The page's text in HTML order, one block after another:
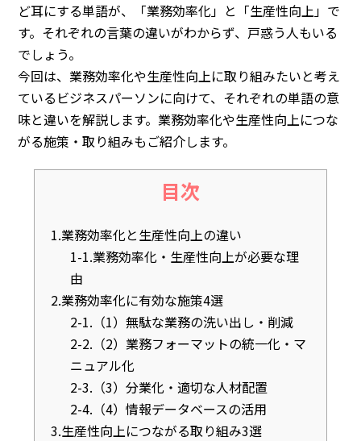
ど耳にする単語が、「業務効率化」と「生産性向上」で
す。それぞれの言葉の違いがわからず、戸惑う人もいる
でしょう。
今回は、業務効率化や生産性向上に取り組みたいと考え
ているビジネスパーソンに向けて、それぞれの単語の意
味と違いを解説します。業務効率化や生産性向上につな
がる施策・取り組みもご紹介します。
目次
1.業務効率化と生産性向上の違い
1-1.業務効率化・生産性向上が必要な理
由
2.業務効率化に有効な施策4選
2-1.（1）無駄な業務の洗い出し・削減
2-2.（2）業務フォーマットの統一化・マ
ニュアル化
2-3.（3）分業化・適切な人材配置
2-4.（4）情報データベースの活用
3.生産性向上につながる取り組み3選